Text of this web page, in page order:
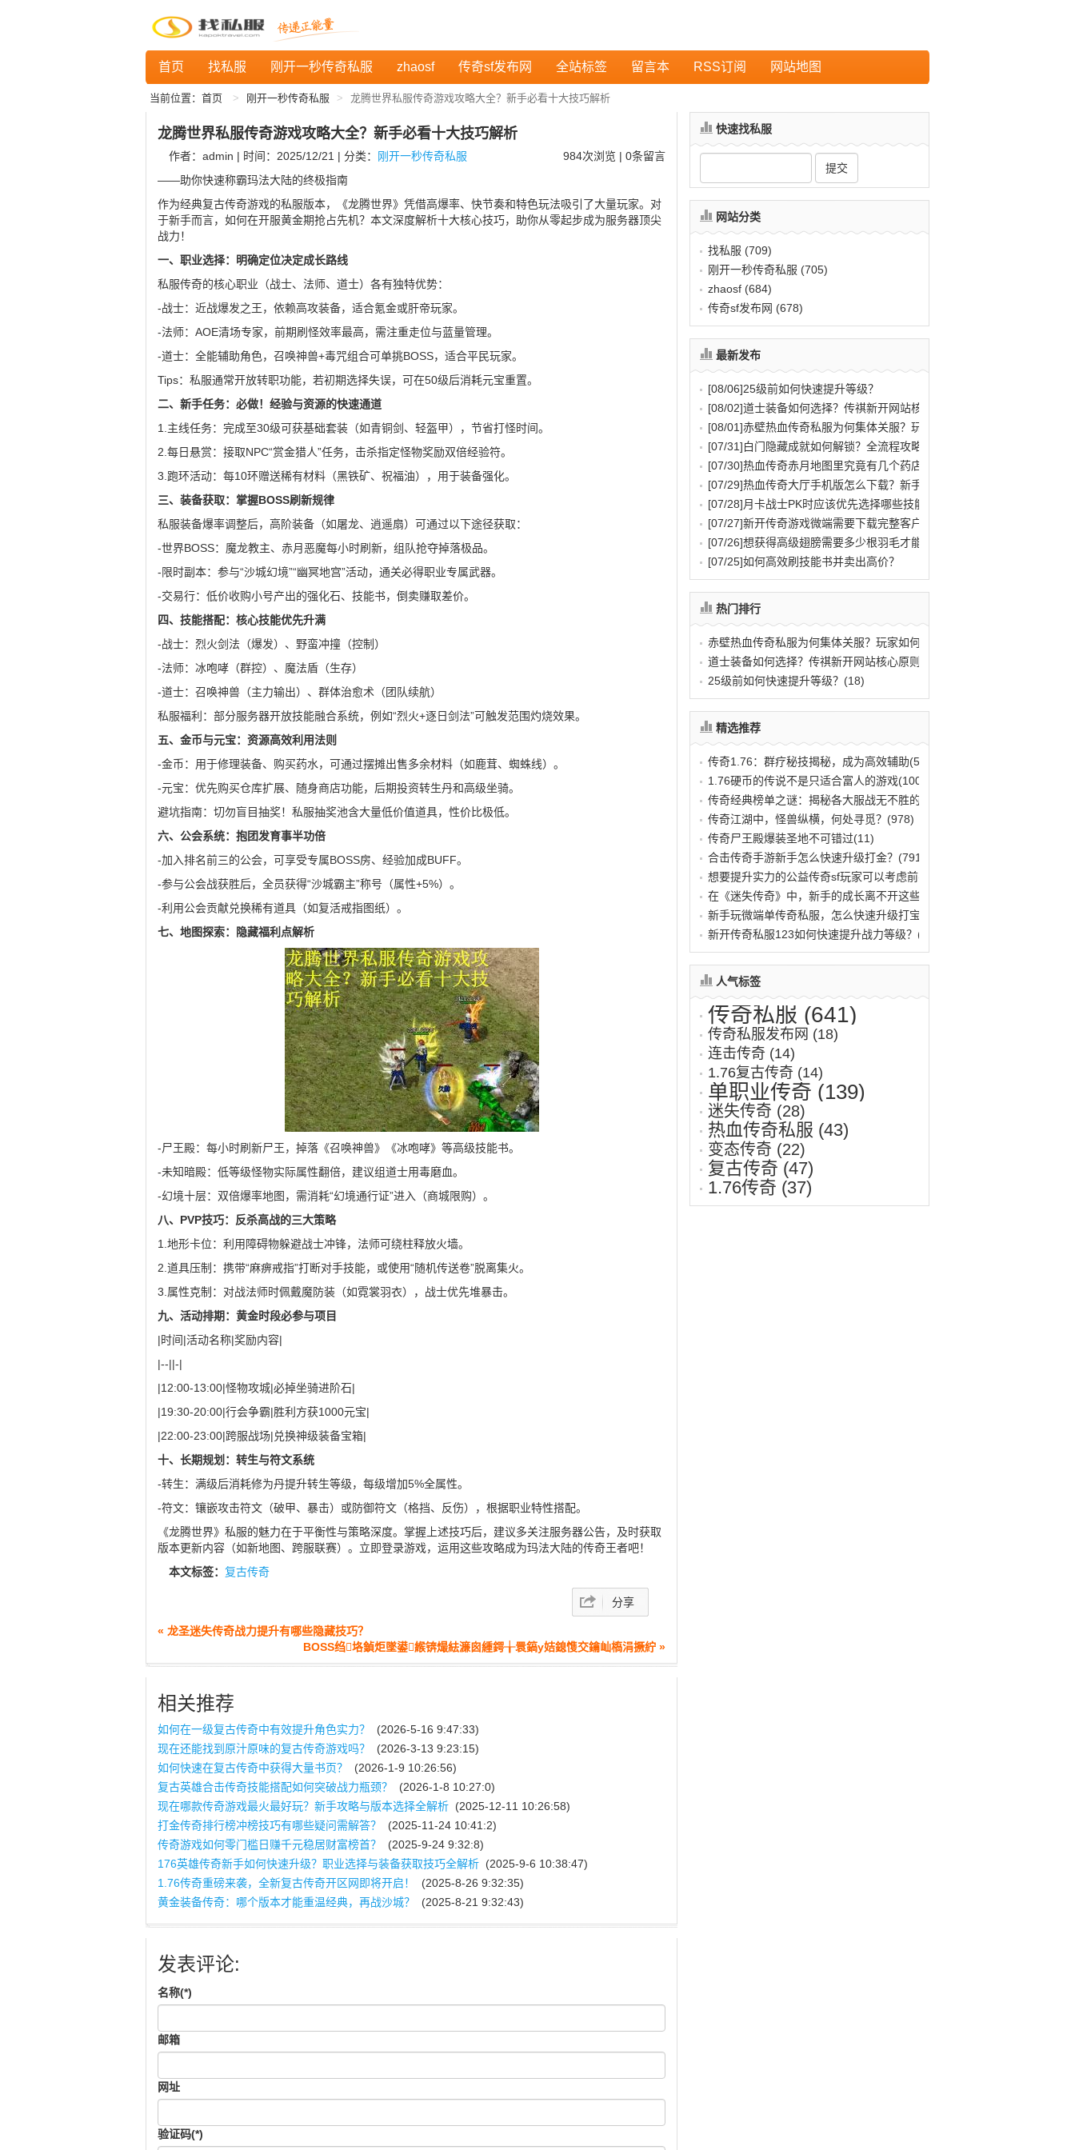
首页 找私服 刚开一秒传奇私服 zhaosf 传奇sf发布网 全站标签 留言本 RSS订阅 网站地图
当前位置： 首页 刚开一秒传奇私服 龙腾世界私服传奇游戏攻略大全？新手必看十大技巧解析
龙腾世界私服传奇游戏攻略大全？新手必看十大技巧解析
作者：admin | 时间：2025/12/21 | 分类： 刚开一秒传奇私服 984次浏览 | 0条留言
——助你快速称霸玛法大陆的终极指南
作为经典复古传奇游戏的私服版本，《龙腾世界》凭借高爆率、快节奏和特色玩法吸引了大量玩家。对
于新手而言，如何在开服黄金期抢占先机？本文深度解析十大核心技巧，助你从零起步成为服务器顶尖
战力！
一、职业选择：明确定位决定成长路线
私服传奇的核心职业（战士、法师、道士）各有独特优势：
-战士：近战爆发之王，依赖高攻装备，适合氪金或肝帝玩家。
-法师：AOE清场专家，前期刷怪效率最高，需注重走位与蓝量管理。
-道士：全能辅助角色，召唤神兽+毒咒组合可单挑BOSS，适合平民玩家。
Tips：私服通常开放转职功能，若初期选择失误，可在50级后消耗元宝重置。
二、新手任务：必做！经验与资源的快速通道
1.主线任务：完成至30级可获基础套装（如青铜剑、轻盔甲），节省打怪时间。
2.每日悬赏：接取NPC“赏金猎人”任务，击杀指定怪物奖励双倍经验符。
3.跑环活动：每10环赠送稀有材料（黑铁矿、祝福油），用于装备强化。
三、装备获取：掌握BOSS刷新规律
私服装备爆率调整后，高阶装备（如屠龙、逍遥扇）可通过以下途径获取：
-世界BOSS：魔龙教主、赤月恶魔每小时刷新，组队抢夺掉落极品。
-限时副本：参与“沙城幻境”“幽冥地宫”活动，通关必得职业专属武器。
-交易行：低价收购小号产出的强化石、技能书，倒卖赚取差价。
四、技能搭配：核心技能优先升满
-战士：烈火剑法（爆发）、野蛮冲撞（控制）
-法师：冰咆哮（群控）、魔法盾（生存）
-道士：召唤神兽（主力输出）、群体治愈术（团队续航）
私服福利：部分服务器开放技能融合系统，例如“烈火+逐日剑法”可触发范围灼烧效果。
五、金币与元宝：资源高效利用法则
-金币：用于修理装备、购买药水，可通过摆摊出售多余材料（如鹿茸、蜘蛛线）。
-元宝：优先购买仓库扩展、随身商店功能，后期投资转生丹和高级坐骑。
避坑指南：切勿盲目抽奖！私服抽奖池含大量低价值道具，性价比极低。
六、公会系统：抱团发育事半功倍
-加入排名前三的公会，可享受专属BOSS房、经验加成BUFF。
-参与公会战获胜后，全员获得“沙城霸主”称号（属性+5%）。
-利用公会贡献兑换稀有道具（如复活戒指图纸）。
七、地图探索：隐藏福利点解析
-尸王殿：每小时刷新尸王，掉落《召唤神兽》《冰咆哮》等高级技能书。
-未知暗殿：低等级怪物实际属性翻倍，建议组道士用毒磨血。
-幻境十层：双倍爆率地图，需消耗“幻境通行证”进入（商城限购）。
八、PVP技巧：反杀高战的三大策略
1.地形卡位：利用障碍物躲避战士冲锋，法师可绕柱释放火墙。
2.道具压制：携带“麻痹戒指”打断对手技能，或使用“随机传送卷”脱离集火。
3.属性克制：对战法师时佩戴魔防装（如霓裳羽衣），战士优先堆暴击。
九、活动排期：黄金时段必参与项目
|时间|活动名称|奖励内容|
|--||-|
|12:00-13:00|怪物攻城|必掉坐骑进阶石|
|19:30-20:00|行会争霸|胜利方获1000元宝|
|22:00-23:00|跨服战场|兑换神级装备宝箱|
十、长期规划：转生与符文系统
-转生：满级后消耗修为丹提升转生等级，每级增加5%全属性。
-符文：镶嵌攻击符文（破甲、暴击）或防御符文（格挡、反伤），根据职业特性搭配。
《龙腾世界》私服的魅力在于平衡性与策略深度。掌握上述技巧后，建议多关注服务器公告，及时获取
版本更新内容（如新地图、跨服联赛）。立即登录游戏，运用这些攻略成为玛法大陆的传奇王者吧！
本文标签： 复古传奇
分享
« 龙圣迷失传奇战力提升有哪些隐藏技巧？
BOSS绉垎鍞炬墜鍙緱锛熶紶濂囪緟鍔╁睘鎬у姞鎴愯交鑰屾槗涓撅紵 »
相关推荐
如何在一级复古传奇中有效提升角色实力？
(2026-5-16 9:47:33)
现在还能找到原汁原味的复古传奇游戏吗？
(2026-3-13 9:23:15)
如何快速在复古传奇中获得大量书页？
(2026-1-9 10:26:56)
复古英雄合击传奇技能搭配如何突破战力瓶颈？
(2026-1-8 10:27:0)
现在哪款传奇游戏最火最好玩？新手攻略与版本选择全解析 (2025-12-11 10:26:58)
打金传奇排行榜冲榜技巧有哪些疑问需解答？
(2025-11-24 10:41:2)
传奇游戏如何零门槛日赚千元稳居财富榜首？
(2025-9-24 9:32:8)
176英雄传奇新手如何快速升级？职业选择与装备获取技巧全解析 (2025-9-6 10:38:47)
1.76传奇重磅来袭，全新复古传奇开区网即将开启！
(2025-8-26 9:32:35)
黄金装备传奇：哪个版本才能重温经典，再战沙城？
(2025-8-21 9:32:43)
发表评论:
名称(*)
邮箱
网址
验证码(*)
快速找私服
网站分类
找私服 (709)
刚开一秒传奇私服 (705)
zhaosf (684)
传奇sf发布网 (678)
最新发布
[08/06]25级前如何快速提升等级？
[08/02]道士装备如何选择？传祺新开网站核心原则解析
[08/01]赤壁热血传奇私服为何集体关服？玩家如何应对？
[07/31]白门隐藏成就如何解锁？全流程攻略与秘密结局揭秘
[07/30]热血传奇赤月地图里究竟有几个药店位置？
[07/29]热血传奇大厅手机版怎么下载？新手快速入门攻略全解析？
[07/28]月卡战士PK时应该优先选择哪些技能？
[07/27]新开传奇游戏微端需要下载完整客户端才能玩吗？
[07/26]想获得高级翅膀需要多少根羽毛才能合成？
[07/25]如何高效刷技能书并卖出高价？
热门排行
赤壁热血传奇私服为何集体关服？玩家如何应(77)
道士装备如何选择？传祺新开网站核心原则解(40)
25级前如何快速提升等级？(18)
精选推荐
传奇1.76：群疗秘技揭秘，成为高效辅助(563)
1.76硬币的传说不是只适合富人的游戏(100)
传奇经典榜单之谜：揭秘各大服战无不胜的法(796)
传奇江湖中，怪兽纵横，何处寻觅？(978)
传奇尸王殿爆装圣地不可错过(11)
合击传奇手游新手怎么快速升级打金？(791)
想要提升实力的公益传奇sf玩家可以考虑前(10)
在《迷失传奇》中，新手的成长离不开这些(46)
新手玩微端单传奇私服，怎么快速升级打宝？(996)
新开传奇私服123如何快速提升战力等级？(485)
人气标签
传奇私服 (641)
传奇私服发布网 (18)
连击传奇 (14)
1.76复古传奇 (14)
单职业传奇 (139)
迷失传奇 (28)
热血传奇私服 (43)
变态传奇 (22)
复古传奇 (47)
1.76传奇 (37)